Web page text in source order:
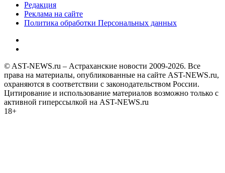
Редакция
Реклама на сайте
Политика обработки Персональных данных
© AST-NEWS.ru – Астраханские новости 2009-2026. Все
права на материалы, опубликованные на сайте AST-NEWS.ru,
охраняются в соответствии с законодательством России.
Цитирование и использование материалов возможно только с
активной гиперссылкой на AST-NEWS.ru
18+